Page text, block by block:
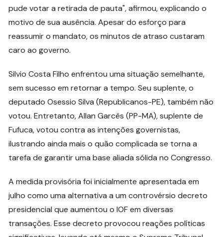
pude votar a retirada de pauta", afirmou, explicando o
motivo de sua ausência. Apesar do esforço para
reassumir o mandato, os minutos de atraso custaram
caro ao governo.
Silvio Costa Filho enfrentou uma situação semelhante,
sem sucesso em retornar a tempo. Seu suplente, o
deputado Osessio Silva (Republicanos-PE), também não
votou. Entretanto, Allan Garcês (PP-MA), suplente de
Fufuca, votou contra as intenções governistas,
ilustrando ainda mais o quão complicada se torna a
tarefa de garantir uma base aliada sólida no Congresso.
A medida provisória foi inicialmente apresentada em
julho como uma alternativa a um controvérsio decreto
presidencial que aumentou o IOF em diversas
transações. Esse decreto provocou reações políticas